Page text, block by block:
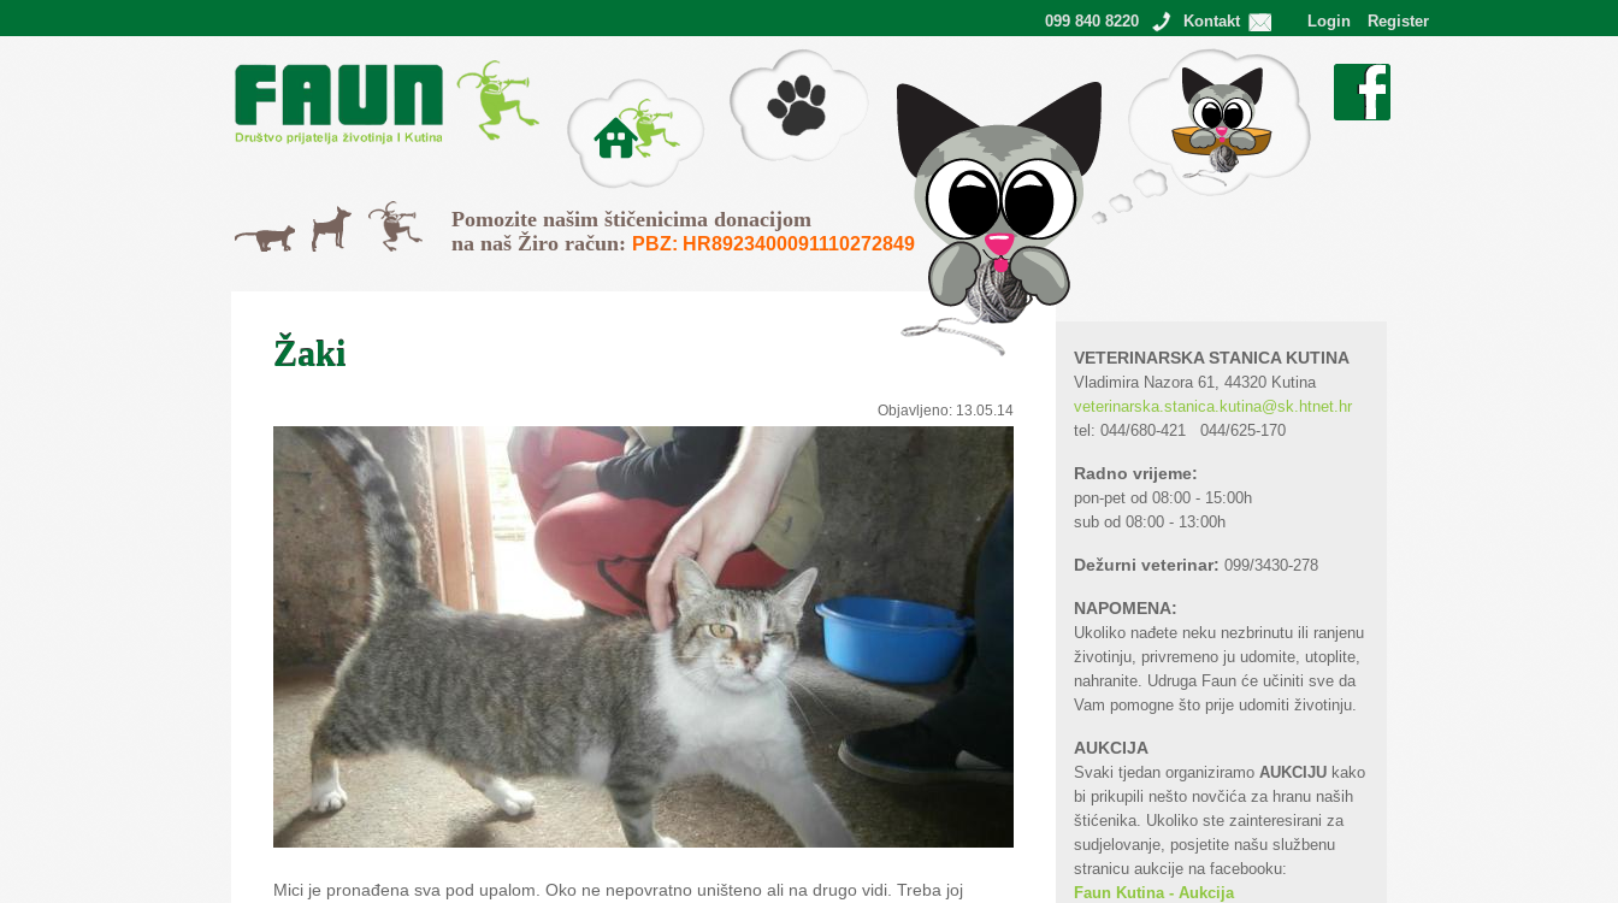
Login Register
099 840 8220 Kontakt
O Faunu
Pišemo
Ostvareni snovi
Facebook
Mačke
Psi Svi
Pomozite našim štičenicima donacijom
na naš Žiro račun: PBZ: HR8923400091110272849
Žaki
Objavljeno: 13.05.14
Mici je pronađena sva pod upalom. Oko ne nepovratno uništeno ali na drugo vidi. Treba joj
VETERINARSKA STANICA KUTINA
Vladimira Nazora 61, 44320 Kutina
veterinarska.stanica.kutina@sk.htnet.hr
tel: 044/680-421 044/625-170
Radno vrijeme:
pon-pet od 08:00 - 15:00h
sub od 08:00 - 13:00h
Dežurni veterinar: 099/3430-278
NAPOMENA:
Ukoliko nađete neku nezbrinutu ili ranjenu
životinju, privremeno ju udomite, utoplite,
nahranite. Udruga Faun će učiniti sve da
Vam pomogne što prije udomiti životinju.
AUKCIJA
Svaki tjedan organiziramo AUKCIJU kako
bi prikupili nešto novčića za hranu naših
štićenika. Ukoliko ste zainteresirani za
sudjelovanje, posjetite našu službenu
stranicu aukcije na facebooku:
Faun Kutina - Aukcija